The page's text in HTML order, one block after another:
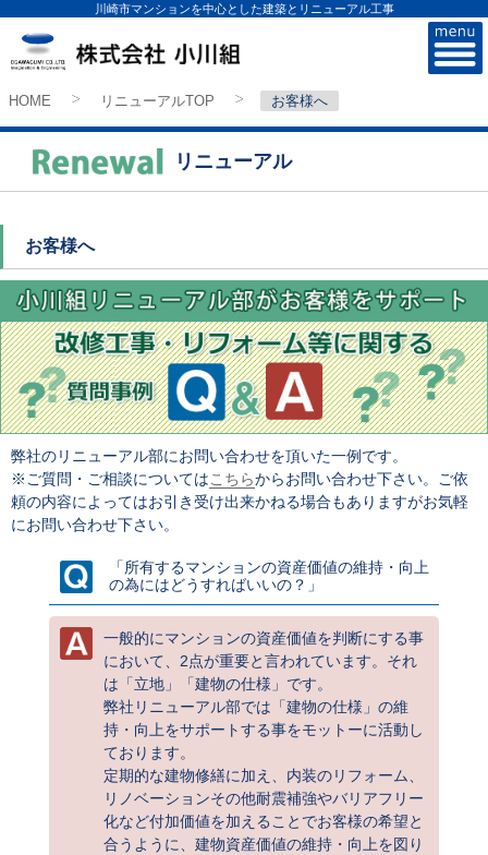
川崎市マンションを中心とした建築とリニューアル工事
HOME >リニューアルTOP お客様へ
リニューアル
お客様へ
弊社のリニューアル部にお問い合わせを頂いた一例です。
※ご質問・ご相談についてはこちらからお問い合わせ下さい。ご依
頼の内容によってはお引き受け出来かねる場合もありますがお気軽
にお問い合わせ下さい。
「所有するマンションの資産価値の維持・向上
の為にはどうすればいいの？」
一般的にマンションの資産価値を判断にする事
において、2点が重要と言われています。それ
は「立地」「建物の仕様」です。
弊社リニューアル部では「建物の仕様」の維
持・向上をサポートする事をモットーに活動し
ております。
定期的な建物修繕に加え、内装のリフォーム、
リノベーションその他耐震補強やバリアフリー
化など付加価値を加えることでお客様の希望と
合うように、建物資産価値の維持・向上を図り